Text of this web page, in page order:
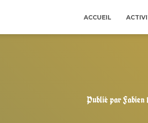
ACCUEIL
Publié parFabien